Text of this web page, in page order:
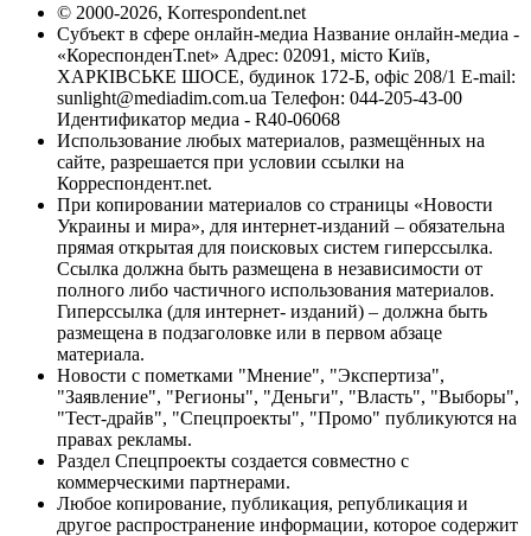
© 2000-2026, Korrespondent.net
Субъект в сфере онлайн-медиа Название онлайн-медиа -
«КореспонденТ.net» Адрес: 02091, місто Київ,
ХАРКІВСЬКЕ ШОСЕ, будинок 172-Б, офіс 208/1 E-mail:
sunlight@mediadim.com.ua Телефон: 044-205-43-00
Идентификатор медиа - R40-06068
Использование любых материалов, размещённых на
сайте, разрешается при условии ссылки на
Корреспондент.net.
При копировании материалов со страницы «Новости
Украины и мира», для интернет-изданий – обязательна
прямая открытая для поисковых систем гиперссылка.
Ссылка должна быть размещена в независимости от
полного либо частичного использования материалов.
Гиперссылка (для интернет- изданий) – должна быть
размещена в подзаголовке или в первом абзаце
материала.
Новости с пометками "Мнение", "Экспертиза",
"Заявление", "Регионы", "Деньги", "Власть", "Выборы",
"Тест-драйв", "Спецпроекты", "Промо" публикуются на
правах рекламы.
Раздел Спецпроекты создается совместно с
коммерческими партнерами.
Любое копирование, публикация, републикация и
другое распространение информации, которое содержит